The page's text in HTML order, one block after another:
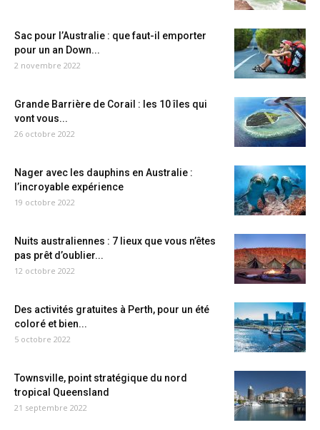
Sac pour l’Australie : que faut-il emporter
pour un an Down...
2 novembre 2022
Grande Barrière de Corail : les 10 îles qui
vont vous...
26 octobre 2022
Nager avec les dauphins en Australie :
l’incroyable expérience
19 octobre 2022
Nuits australiennes : 7 lieux que vous n’êtes
pas prêt d’oublier...
12 octobre 2022
Des activités gratuites à Perth, pour un été
coloré et bien...
5 octobre 2022
Townsville, point stratégique du nord
tropical Queensland
21 septembre 2022